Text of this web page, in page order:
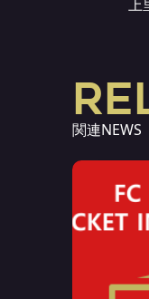
上
関連NEWS